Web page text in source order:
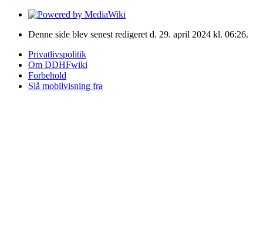
Denne side blev senest redigeret d. 29. april 2024 kl. 06:26.
Privatlivspolitik
Om DDHFwiki
Forbehold
Slå mobilvisning fra